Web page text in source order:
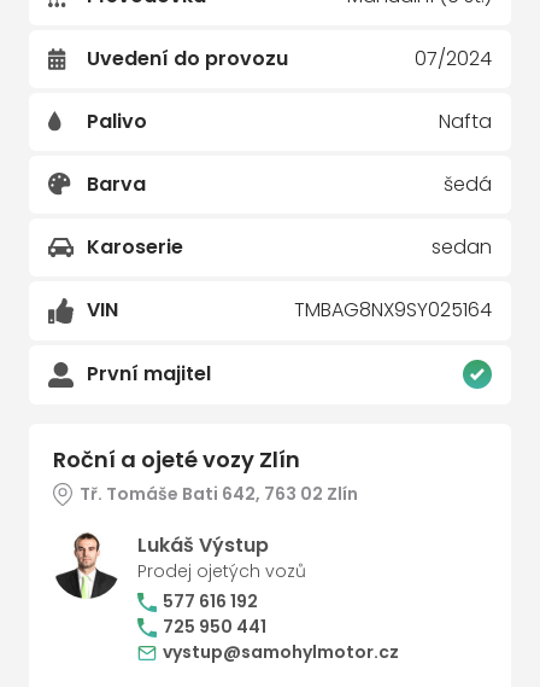
Uvedení do provozu 07/2024
Palivo Nafta
Barva šedá
Karoserie sedan
VIN TMBAG8NX9SY025164
První majitel
Roční a ojeté vozy Zlín
Tř. Tomáše Bati 642, 763 02 Zlín
Lukáš Výstup
Prodej ojetých vozů
577 616 192
725 950 441
vystup@samohylmotor.cz